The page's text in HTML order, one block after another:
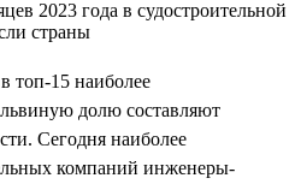
топ-15 наиболее
долю составляют
Сегодня наиболее
компаний инженеры-